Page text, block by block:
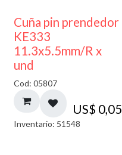
Cuña pin prendedor
KE333
11.3x5.5mm/R x
und
Cod: 05807
US$ 0,05
Inventario: 51548